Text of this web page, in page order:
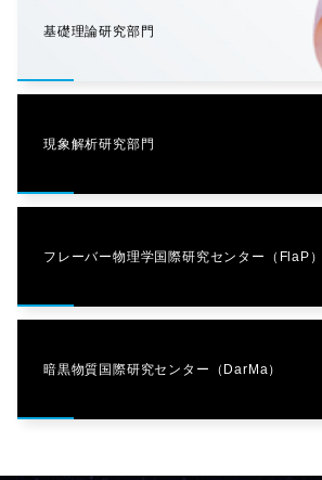
基礎理論研究部門
現象解析研究部門
フレーバー物理学国際研究センター（FlaP）
暗黒物質国際研究センター（DarMa）